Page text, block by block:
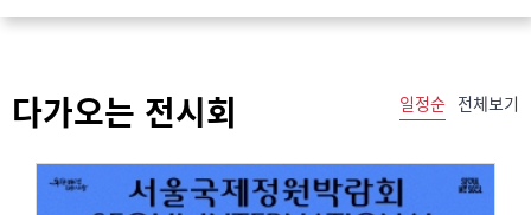
다가오는 전시회 일정순 전체보기